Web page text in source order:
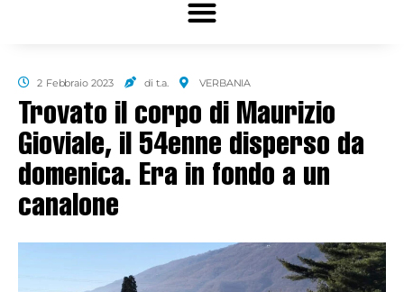
2 Febbraio 2023 di t.a. VERBANIA
Trovato il corpo di Maurizio
Gioviale, il 54enne disperso da
domenica. Era in fondo a un
canalone